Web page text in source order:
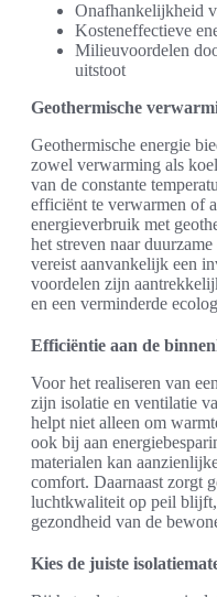
Onafhankelijkheid
Kosteneffectieve
Milieuvoordelen
uitstoot
Geothermische
Geothermische energie
zowel verwarming als
van de constante
efficiënt te verwarmen of
energieverbruik met
het streven naar
vereist aanvankelijk een
voordelen zijn
en een verminderde
Efficiëntie aan de
Voor het realiseren van
zijn isolatie en ventilatie
helpt niet alleen om
ook bij aan
materialen kan
comfort. Daarnaast zorgt
luchtkwaliteit op peil
gezondheid van de
Kies de juiste